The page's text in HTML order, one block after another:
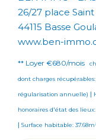
26/27 place
44115 Basse
www.ben-
** Loyer €680/mois
dont charges
régularisation annuelle) |
honoraires d'état des lieux:
| Surface habitable: